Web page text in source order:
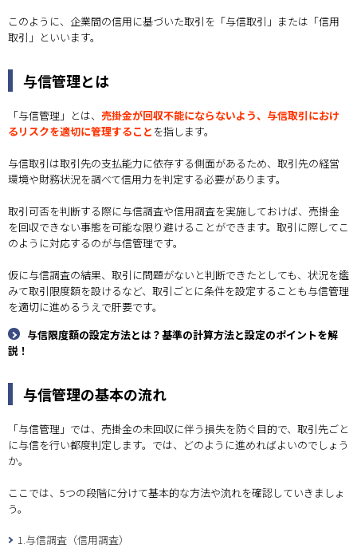
このように、企業間の信用に基づいた取引を「与信取引」または「信用
取引」といいます。
与信管理とは
「与信管理」とは、 売掛金が回収不能にならないよう、与信取引におけ
るリスクを適切に管理すること を指します。
与信取引は取引先の支払能力に依存する側面があるため、取引先の経営
環境や財務状況を調べて信用力を判定する必要があります。
取引可否を判断する際に与信調査や信用調査を実施しておけば、売掛金
を回収できない事態を可能な限り避けることができます。取引に際してこ
のように対応するのが与信管理です。
仮に与信調査の結果、取引に問題がないと判断できたとしても、状況を鑑
みて取引限度額を設けるなど、取引ごとに条件を設定することも与信管理
を適切に進めるうえで肝要です。
与信限度額の設定方法とは？基準の計算方法と設定のポイントを解
説！
与信管理の基本の流れ
「与信管理」では、売掛金の未回収に伴う損失を防ぐ目的で、取引先ごと
に与信を行い都度判定します。では、どのように進めればよいのでしょう
か。
ここでは、5つの段階に分けて基本的な方法や流れを確認していきましょ
う。
1.与信調査（信用調査）